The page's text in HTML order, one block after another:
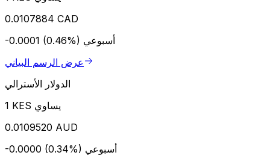
0.0107884 CAD
-0.0001 (0.46%) أسبوعي
عرض الرسم البياني
الدولار الأسترالي
1 KES يساوي
0.0109520 AUD
-0.0000 (0.34%) أسبوعي